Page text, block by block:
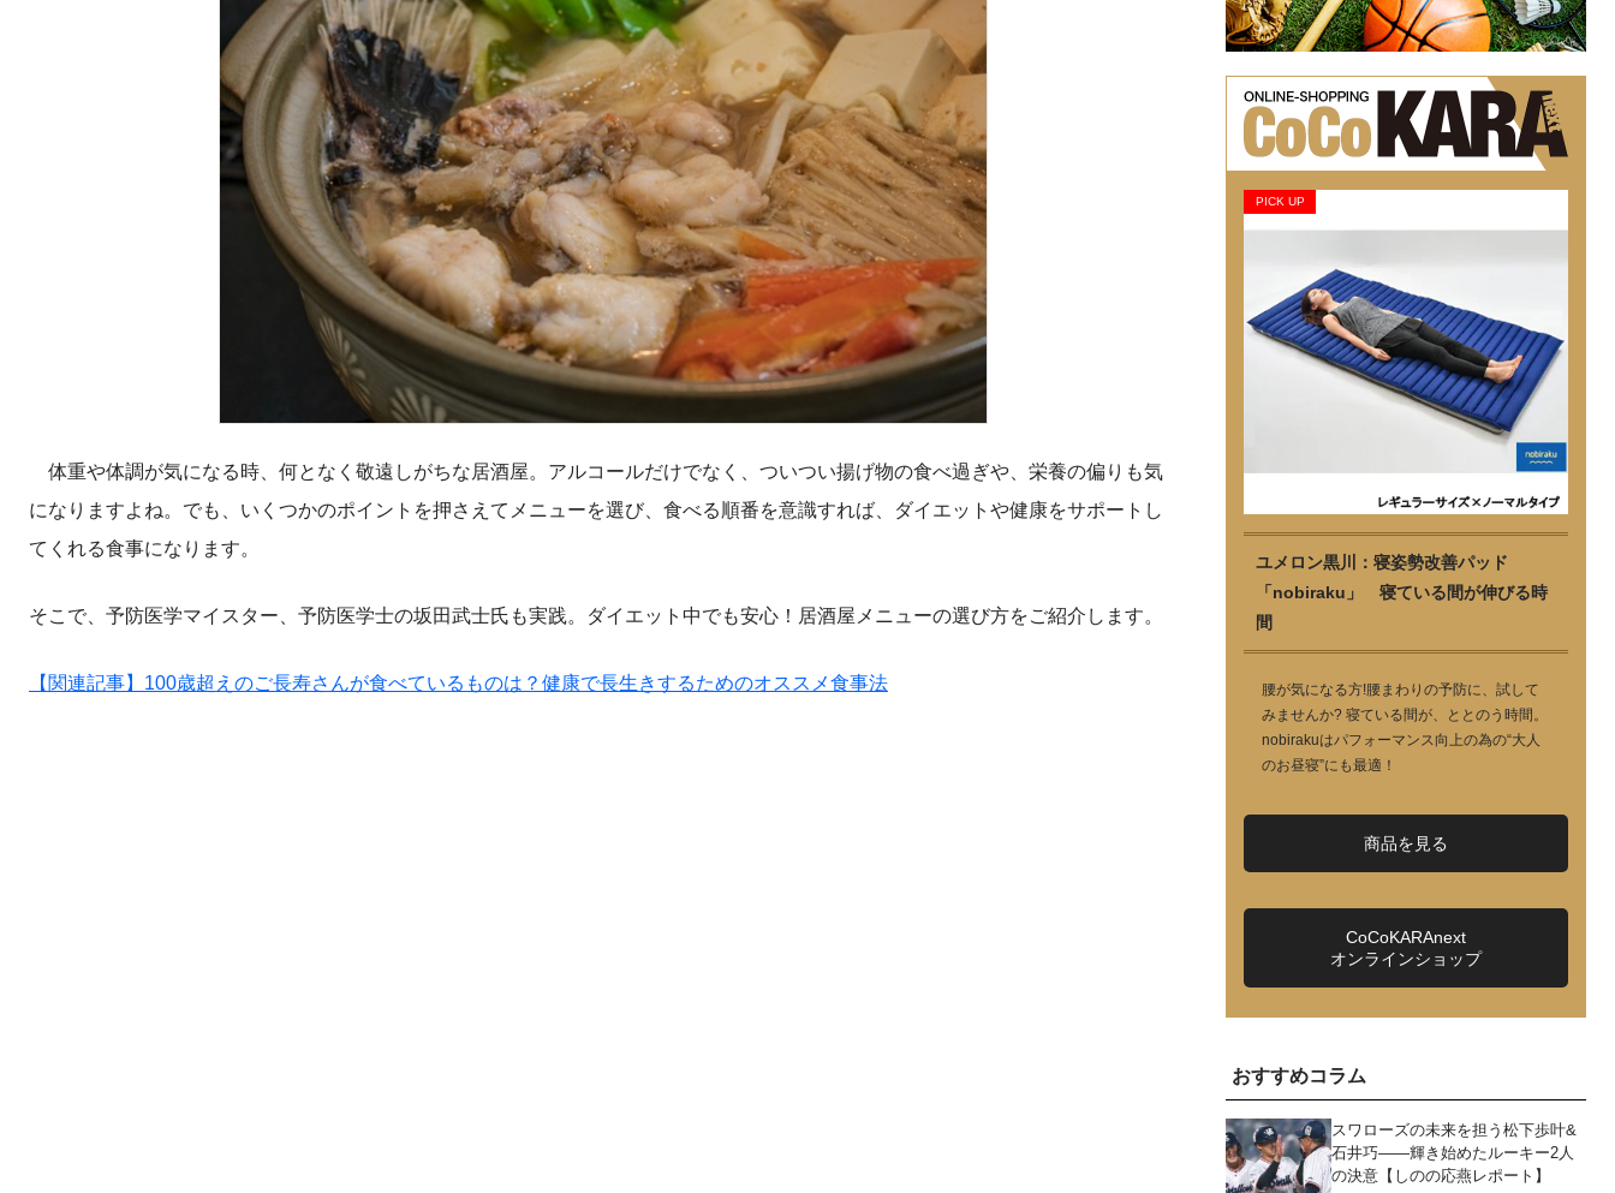
体重や体調が気になる時、何となく敬遠しがちな居酒屋。アルコールだけでなく、ついつい揚げ物の食べ過ぎや、栄養の偏りも気
になりますよね。でも、いくつかのポイントを押さえてメニューを選び、食べる順番を意識すれば、ダイエットや健康をサポートし
てくれる食事になります。
そこで、予防医学マイスター、予防医学士の坂田武士氏も実践。ダイエット中でも安心！居酒屋メニューの選び方をご紹介します。
【関連記事】100歳超えのご長寿さんが食べているものは？健康で長生きするためのオススメ食事法
PICK UP
ユメロン黒川：寝姿勢改善パッド
「nobiraku」 寝ている間が伸びる時
間
腰が気になる方!腰まわりの予防に、試して
みませんか? 寝ている間が、ととのう時間。
nobirakuはパフォーマンス向上の為の“大人
のお昼寝”にも最適！
商品を見る
CoCoKARAnext
オンラインショップ
おすすめコラム
スワローズの未来を担う松下歩叶&
石井巧――輝き始めたルーキー2人
の決意【しのの応燕レポート】